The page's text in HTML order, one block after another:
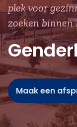
plek voor
zoeken binnen
Maak een